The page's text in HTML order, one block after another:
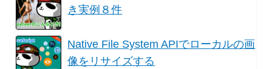
き実例８件
Native File System APIでローカルの画
像をリサイズする